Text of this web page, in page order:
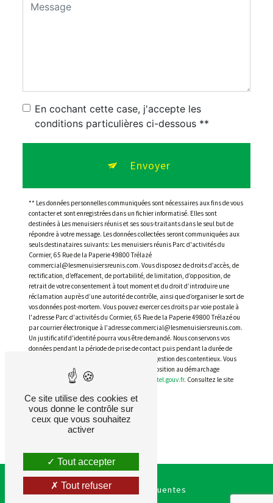
En cochant cette case, j'accepte les
conditions particulières ci-dessous **
Envoyer
** Les données personnelles communiquées sont nécessaires aux fins de vous
contacter et sont enregistrées dans un fichier informatisé. Elles sont
destinées à Les menuisiers réunis et ses sous-traitants dans le seul but de
répondre à votre message. Les données collectées seront communiquées aux
seuls destinataires suivants: Les menuisiers réunis Parc d'activités du
Cormier, 65 Rue de la Paperie 49800 Trélazé
commercial@lesmenuisiersreunis.com. Vous disposez de droits d’accès, de
rectification, d’effacement, de portabilité, de limitation, d’opposition, de
retrait de votre consentement à tout moment et du droit d’introduire une
réclamation auprès d’une autorité de contrôle, ainsi que d’organiser le sort de
vos données post-mortem. Vous pouvez exercer ces droits par voie postale à
l'adresse Parc d'activités du Cormier, 65 Rue de la Paperie 49800 Trélazé ou
par courrier électronique à l'adresse commercial@lesmenuisiersreunis.com.
Un justificatif d'identité pourra vous être demandé. Nous conservons vos
données pendant la période de prise de contact puis pendant la durée de
prescription légale aux fins probatoires et de gestion des contentieux. Vous
avez le droit de vous inscrire sur la liste d'opposition au démarchage
téléphonique, disponible à cette adresse:
Bloctel.gouv.fr. Consultez le site
Recherches fréquentes
Ce site utilise des cookies et
vous donne le contrôle sur
ceux que vous souhaitez
activer
Tout accepter
Tout refuser